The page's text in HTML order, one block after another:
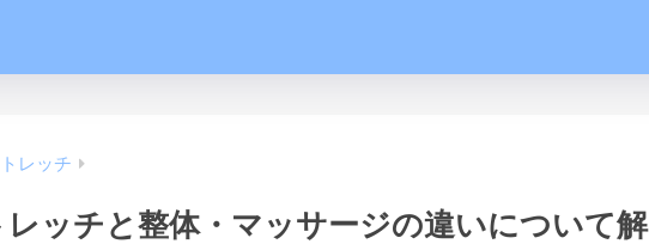
レッチ
レッチと整体・マッサージの違いについて解